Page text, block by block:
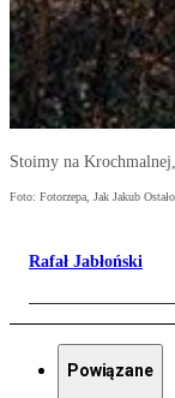
Stoimy na
Foto: Fotorzepa, Jak Jakub
Rafał Jabłoński
Powiązane